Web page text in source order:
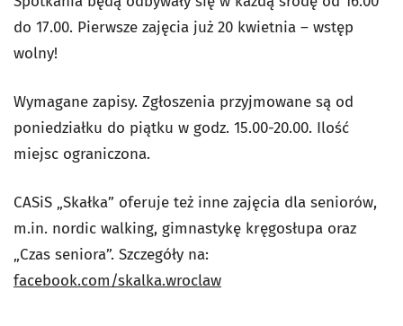
do 17.00. Pierwsze zajęcia już 20 kwietnia – wstęp
wolny!
Wymagane zapisy. Zgłoszenia przyjmowane są od
poniedziałku do piątku w godz. 15.00-20.00. Ilość
miejsc ograniczona.
CASiS „Skałka” oferuje też inne zajęcia dla seniorów,
m.in. nordic walking, gimnastykę kręgosłupa oraz
„Czas seniora”. Szczegóły na:
facebook.com/skalka.wroclaw